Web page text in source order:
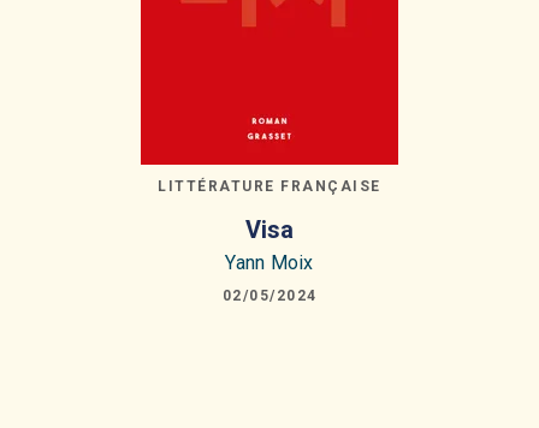
LITTÉRATURE FRANÇAISE
Visa
Yann Moix
02/05/2024